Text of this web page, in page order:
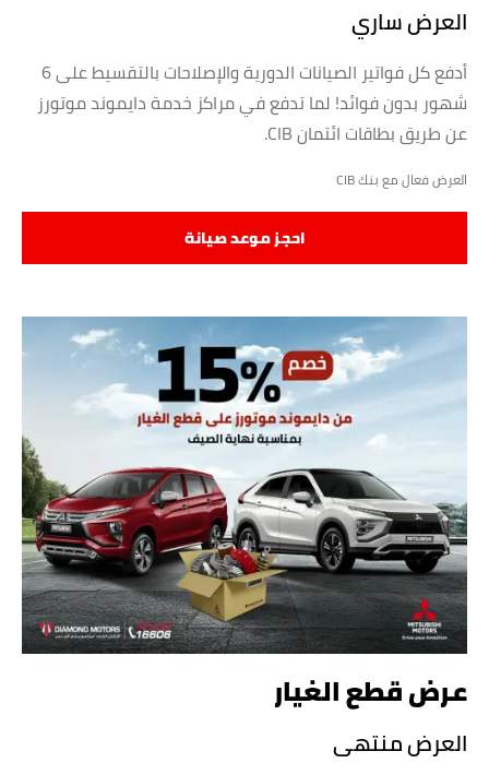
العرض ساري
أدفع كل فواتير الصيانات الدورية والإصلاحات بالتقسيط على 6
شهور بدون فوائد! لما تدفع في مراكز خدمة دايموند موتورز
عن طريق بطاقات ائتمان CIB.
العرض فعال مع بنك CIB
احجز موعد صيانة
عرض قطع الغيار
العرض منتهى